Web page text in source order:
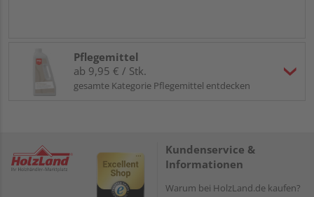
Pflegemittel
ab 9,95 € / Stk.
gesamte Kategorie Pflegemittel entdecken
Kundenservice &
Informationen
Warum bei HolzLand.de kaufen?